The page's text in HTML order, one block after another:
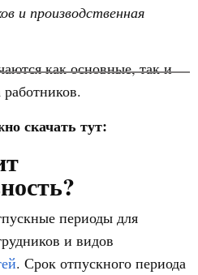
и производственная
как основные, так и
скачать тут:
периоды для
и видов
. Срок отпускного периода